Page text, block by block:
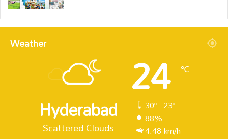
Weather
Hyderabad
Scattered Clouds
24 ℃
30º - 23º
88%
4.48 km/h